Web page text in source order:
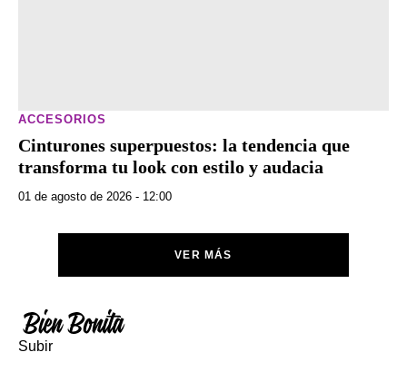
ACCESORIOS
Cinturones superpuestos: la tendencia que
transforma tu look con estilo y audacia
01 de agosto de 2026 - 12:00
VER MÁS
Subir